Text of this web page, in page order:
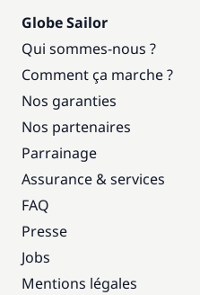
Globe Sailor
Qui sommes-nous ?
Comment ça marche ?
Nos garanties
Nos partenaires
Parrainage
Assurance & services
FAQ
Presse
Jobs
Mentions légales